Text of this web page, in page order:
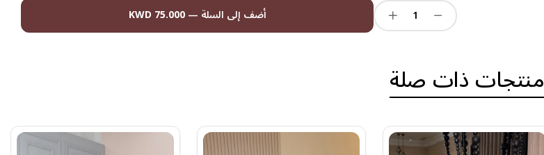
أضف إلى السلة —
75.000 KWD
منتجات ذات صلة